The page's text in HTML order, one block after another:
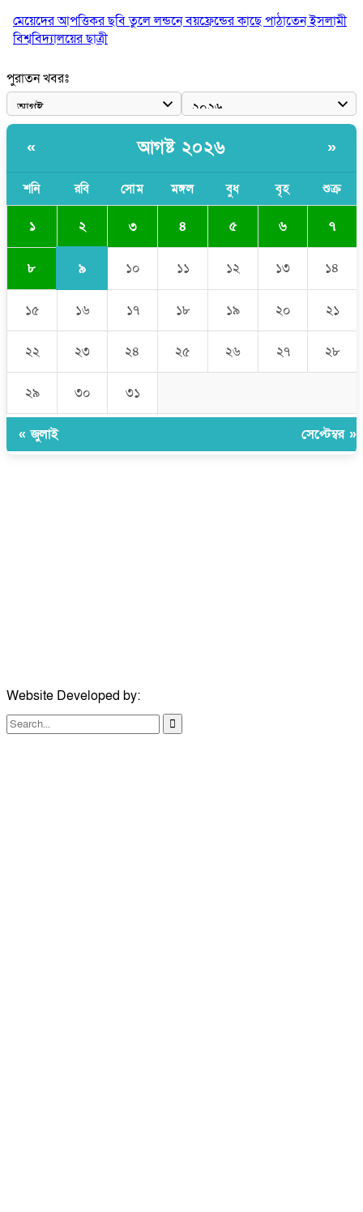
মেয়েদের আপত্তিকর ছবি তুলে লন্ডনে বয়ফ্রেন্ডের কাছে পাঠাতেন ইসলামী
বিশ্ববিদ্যালয়ের ছাত্রী
পুলিশকে পিটিয়ে রক্তাক্ত করেছি এ দৃশ্য কি আপনারা দেখেননি: এনসিপি
নেতা
পাঁচ দেশি মাছে মিলল মাইক্রোপ্লাস্টিক, সবচেয়ে বেশি কই মাছে
বাংলাদেশী কর্মীদের আকামা নিয়ে বড় সুখবর দিলো সৌদি সরকার
ভারতের পূর্ব সীমান্তে এখন ‘আরেকটি পাকিস্তান’ গড়ে উঠেছে: সজীব
ওয়াজেদ জয়
পুরাতন খবরঃ
« আগষ্ট ২০২৬ »
শনি রবি সোম মঙ্গল বুধ বৃহ শুক্র
১ ২ ৩ ৪ ৫ ৬ ৭
৮ ৯ ১০ ১১ ১২ ১৩ ১৪
১৫ ১৬ ১৭ ১৮ ১৯ ২০ ২১
২২ ২৩ ২৪ ২৫ ২৬ ২৭ ২৮
২৯ ৩০ ৩১
« জুলাই সেপ্টেম্বর »
Website Developed by: